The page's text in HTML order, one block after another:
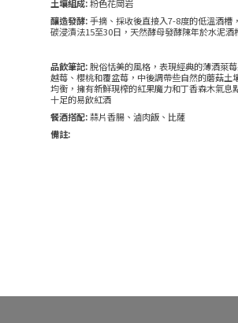
土壤組成:粉色花岡岩
釀造發酵:手摘、採收後直接入7-8度的低溫酒槽
碳浸漬法15至30日，天然酵母發酵陳年於水泥酒
品飲筆記:脫俗恬美的風格，表現經典的薄酒萊
越莓、櫻桃和覆盆莓，中後調帶些自然的蘑菇土
均衡，擁有新鮮現榨的紅果魔力和丁香森木氣息
十足的易飲紅酒
餐酒搭配:蒜片香腸、滷肉飯、比薩
備註: